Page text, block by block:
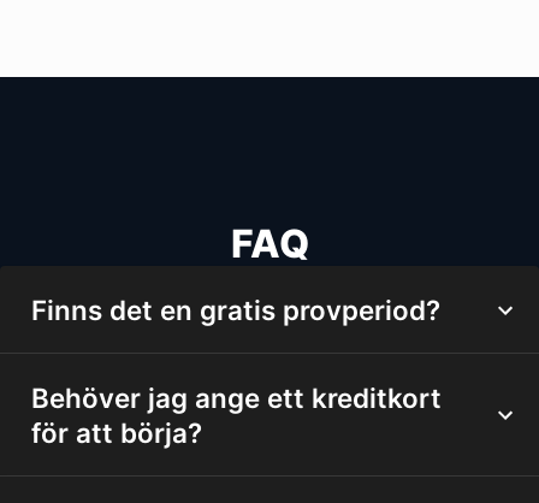
FAQ
Finns det en gratis provperiod?
Behöver jag ange ett kreditkort
för att börja?